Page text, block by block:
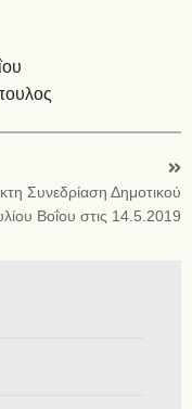
Συνεδρίαση Δημοτικού
Βοΐου στις 14.5.2019